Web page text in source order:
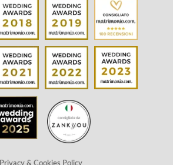
Privacy & Cookies Policy